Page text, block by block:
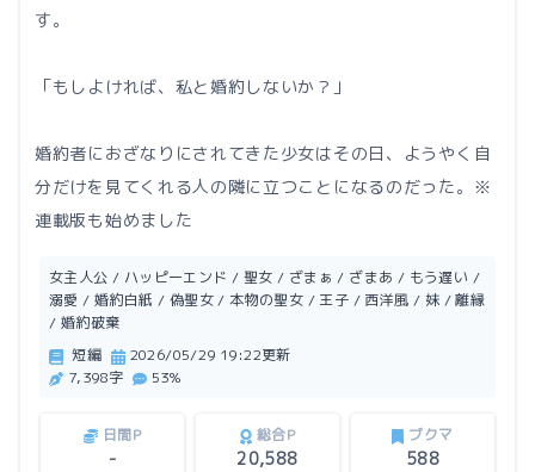
す。
「もしよければ、私と婚約しないか？」
婚約者におざなりにされてきた少女はその日、ようやく自
分だけを見てくれる人の隣に立つことになるのだった。※
連載版も始めました
女主人公 / ハッピーエンド / 聖女 / ざまぁ / ざまあ / もう遅い /
溺愛 / 婚約白紙 / 偽聖女 / 本物の聖女 / 王子 / 西洋風 / 妹 / 離縁
/ 婚約破棄
短編
2026/05/29 19:22更新
7,398字
53%
日間P
-
総合P
20,588
ブクマ
588